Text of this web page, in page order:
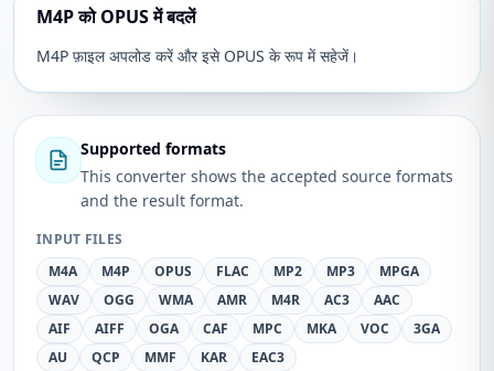
M4P को OPUS में बदलें
M4P फ़ाइल अपलोड करें और इसे OPUS के रूप में सहेजें।
Supported formats
This converter shows the accepted source formats
and the result format.
INPUT FILES
M4A
M4P OPUS FLAC MP2 MP3
MPGA
WAV
OGG WMA AMR M4R AC3
AAC
AIF
AIFF OGA CAF MPC MKA VOC
3GA
AU
QCP MMF KAR EAC3